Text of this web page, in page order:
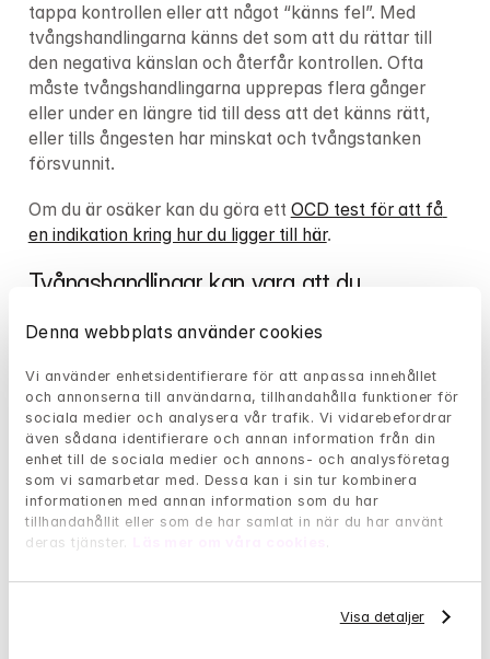
Denna webbplats använder cookies
Vi använder enhetsidentifierare för att anpassa innehållet
och annonserna till användarna, tillhandahålla funktioner för
sociala medier och analysera vår trafik. Vi vidarebefordrar
även sådana identifierare och annan information från din
enhet till de sociala medier och annons- och analysföretag
som vi samarbetar med. Dessa kan i sin tur kombinera
informationen med annan information som du har
tillhandahållit eller som de har samlat in när du har använt
deras tjänster.
Visa detaljer
tappa kontrollen eller att något “känns fel”. Med
tvångshandlingarna känns det som att du rättar till
den negativa känslan och återfår kontrollen. Ofta
måste tvångshandlingarna upprepas flera gånger
eller under en längre tid till dess att det känns rätt,
eller tills ångesten har minskat och tvångstanken
försvunnit.
Om du är osäker kan du göra ett OCD test för att få
en indikation kring hur du ligger till här.
Tvångshandlingar kan vara att du
tvättar händerna eller rengör saker överdrivet
kontrollerar om och om igen att saker är “rätt”
ordnar, sorterar eller räknar saker på ett visst sätt
upprepar något för dig själv många gånger
fotar spisen innan du går hemifrån och kollar på
fotot under dagen
åker tillbaka samma väg som du kom för att
kontrollera att du inte har kört på någon.
Vid OCD är det vanligt med undvikanden, alltså att du
låter bli att göra vissa saker eller slutar med saker